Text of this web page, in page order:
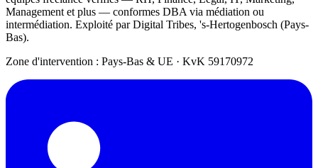
Management et plus — conformes DBA via médiation ou
intermédiation. Exploité par Digital Tribes, 's-Hertogenbosch (Pays-
Bas).
Zone d'intervention : Pays-Bas & UE · KvK 59170972